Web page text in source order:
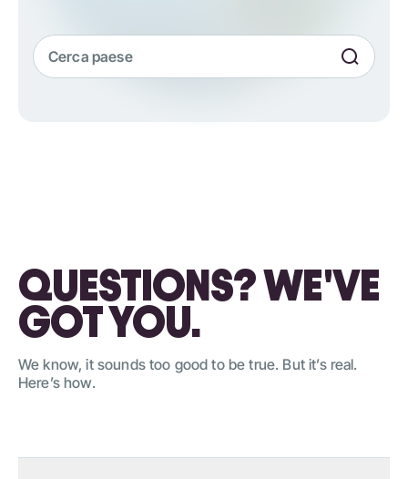
QUESTIONS? WE'VE
GOT YOU.
We know, it sounds too good to be true. But it’s real.
Here’s how.